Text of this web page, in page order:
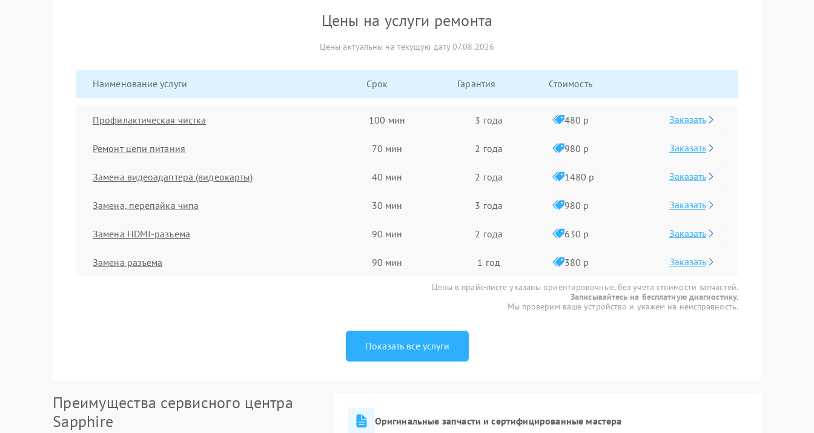
Цены на услуги ремонта
Цены актуальны на текущую дату 07.08.2026
Наименование услуги Срок Гарантия Стоимость
Профилактическая чистка 100 мин 3 года 480 р Заказать
Ремонт цепи питания 70 мин 2 года 980 р Заказать
Замена видеоадаптера (видеокарты) 40 мин 2 года 1480 р Заказать
Замена, перепайка чипа 30 мин 3 года 980 р Заказать
Замена HDMI-разъема 90 мин 2 года 630 р Заказать
Замена разъема 90 мин 1 год 380 р Заказать
Цены в прайс-листе указаны ориентировочные, без учета стоимости запчастей.
Записывайтесь на бесплатную диагностику.
Мы проверим ваше устройство и укажем на неисправность.
Показать все услуги
Преимущества сервисного центра
Sapphire
Оригинальные запчасти и сертифицированные мастера